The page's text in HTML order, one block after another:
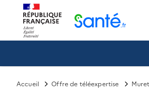
Accueil Offre de téléexpertise Muret
Panneau de gestion des cookies